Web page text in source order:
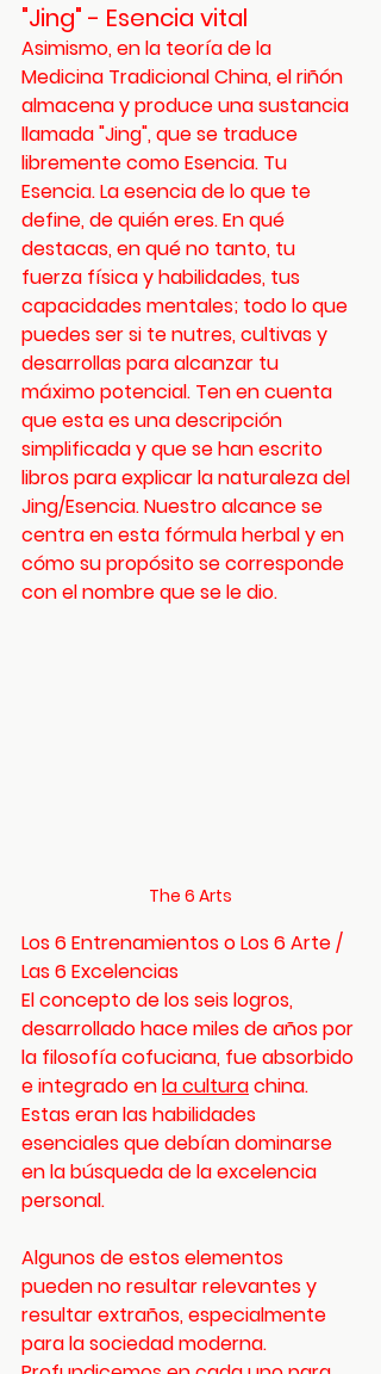
"Jing" - Esencia vital
Asimismo, en la teoría de la
Medicina Tradicional China, el riñón
almacena y produce una sustancia
llamada "Jing", que se traduce
libremente como Esencia. Tu
Esencia. La esencia de lo que te
define, de quién eres. En qué
destacas, en qué no tanto, tu
fuerza física y habilidades, tus
capacidades mentales; todo lo que
puedes ser si te nutres, cultivas y
desarrollas para alcanzar tu
máximo potencial. Ten en cuenta
que esta es una descripción
simplificada y que se han escrito
libros para explicar la naturaleza del
Jing/Esencia. Nuestro alcance se
centra en esta fórmula herbal y en
cómo su propósito se corresponde
con el nombre que se le dio.
The 6 Arts
Los 6 Entrenamientos o Los 6 Arte /
Las 6 Excelencias
El concepto de los seis logros,
desarrollado hace miles de años por
la filosofía cofuciana, fue absorbido
e integrado en la cultura china.
Estas eran las habilidades
esenciales que debían dominarse
en la búsqueda de la excelencia
personal.
Algunos de estos elementos
pueden no resultar relevantes y
resultar extraños, especialmente
para la sociedad moderna.